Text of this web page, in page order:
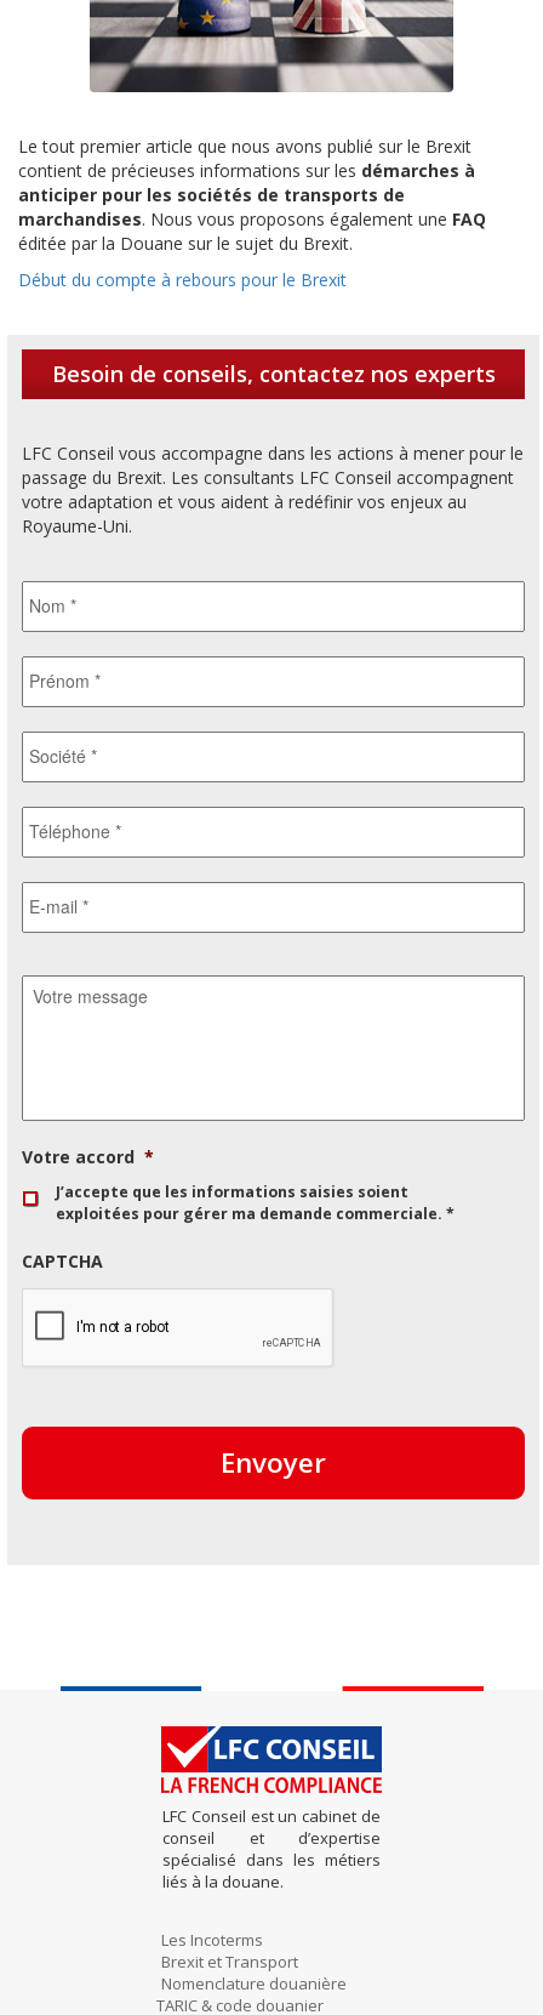
Le tout premier article que nous avons publié sur le Brexit
contient de précieuses informations sur les démarches à
anticiper pour les sociétés de transports de
marchandises. Nous vous proposons également une FAQ
éditée par la Douane sur le sujet du Brexit.
Début du compte à rebours pour le Brexit
Besoin de conseils, contactez nos experts
LFC Conseil vous accompagne dans les actions à mener pour le
passage du Brexit. Les consultants LFC Conseil accompagnent
votre adaptation et vous aident à redéfinir vos enjeux au
Royaume-Uni.
* *
* *
*
mail *
Votre accord *
J’accepte que les informations saisies soient
exploitées pour gérer ma demande commerciale. *
CAPTCHA
LFC Conseil est un cabinet de
conseil et d’expertise
spécialisé dans les métiers
liés à la douane.
Les Incoterms
Brexit et Transport
Nomenclature douanière
TARIC & code douanier